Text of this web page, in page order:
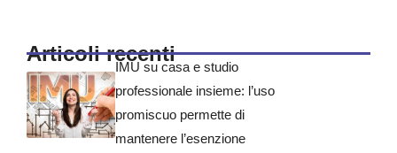
Articoli recenti
IMU su casa e studio
professionale insieme: l’uso
promiscuo permette di
mantenere l’esenzione